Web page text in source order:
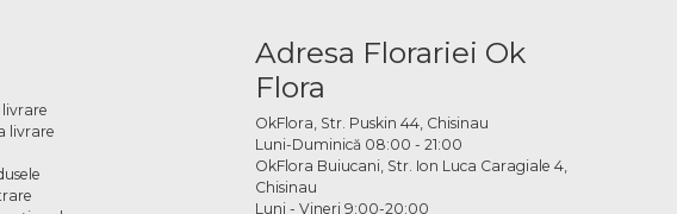
livrare
Adresa Florariei Ok
Flora
OkFlora, Str. Puskin 44, Chisinau
Luni-Duminică 08:00 - 21:00
OkFlora Buiucani, Str. Ion Luca Caragiale 4,
Chisinau
Luni - Vineri 9:00-20:00